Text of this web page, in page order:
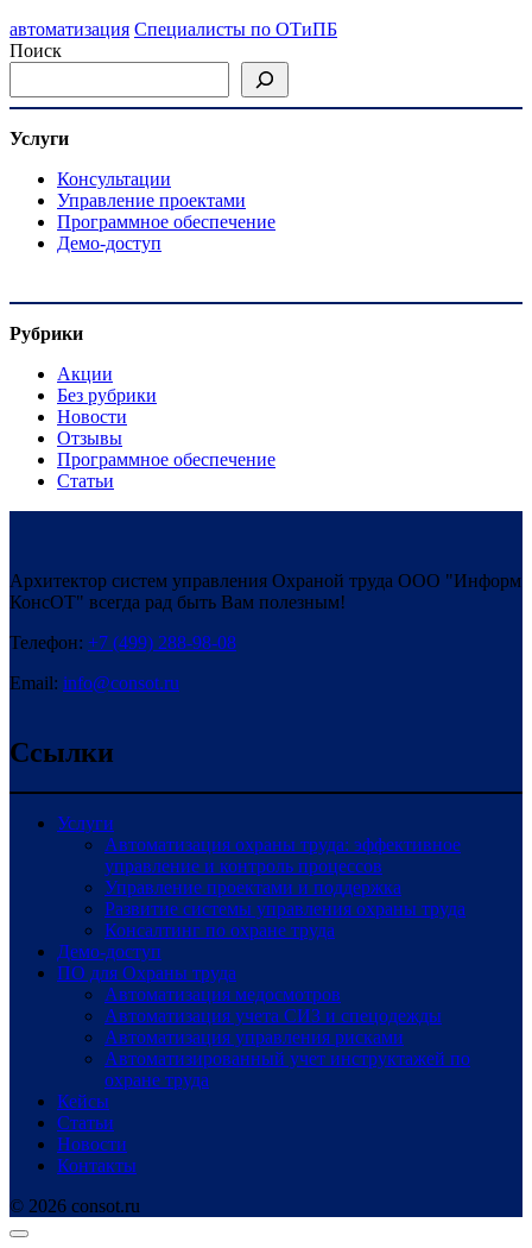
автоматизация Специалисты по ОТиПБ
Поиск
Услуги
Консультации
Управление проектами
Программное обеспечение
Демо-доступ
Рубрики
Акции
Без рубрики
Новости
Отзывы
Программное обеспечение
Статьи
Архитектор систем управления Охраной труда ООО "Информ
КонсОТ" всегда рад быть Вам полезным!
Телефон: +7 (499) 288-98-08
Email: info@consot.ru
Ссылки
Услуги
Автоматизация охраны труда: эффективное
управление и контроль процессов
Управление проектами и поддержка
Развитие системы управления охраны труда
Консалтинг по охране труда
Демо-доступ
ПО для Охраны труда
Автоматизация медосмотров
Автоматизация учета СИЗ и спецодежды
Автоматизация управления рисками
Автоматизированный учет инструктажей по
охране труда
Кейсы
Статьи
Новости
Контакты
© 2026 consot.ru